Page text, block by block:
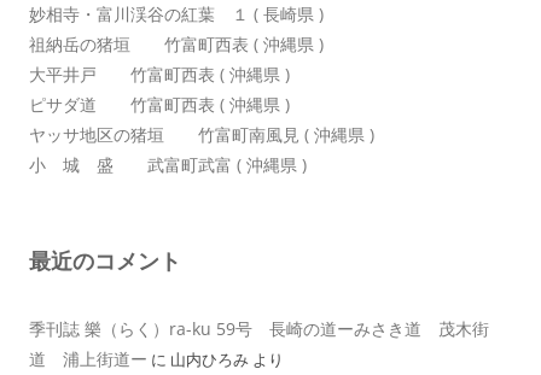
妙相寺・富川渓谷の紅葉 １ ( 長崎県 )
祖納岳の猪垣 竹富町西表 ( 沖縄県 )
大平井戸 竹富町西表 ( 沖縄県 )
ピサダ道 竹富町西表 ( 沖縄県 )
ヤッサ地区の猪垣 竹富町南風見 ( 沖縄県 )
小 城 盛 武富町武富 ( 沖縄県 )
最近のコメント
季刊誌 樂（らく）ra-ku 59号 長崎の道ーみさき道 茂木街
道 浦上街道ー に 山内ひろみ より